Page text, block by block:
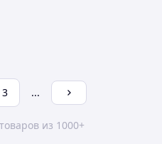
3 ...
из 1000+